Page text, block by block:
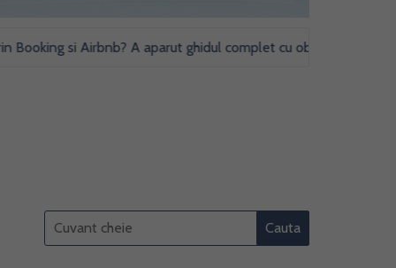
si Airbnb? A aparut ghidul complet cu obligatii fiscale si